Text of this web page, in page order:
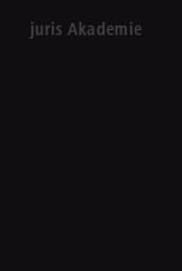
juris Akademie